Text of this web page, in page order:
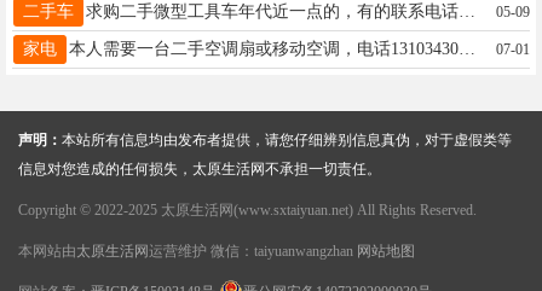
二手车 求购二手微型工具车年代近一点的，有的联系电话18734927619 05-09
家电 本人需要一台二手空调扇或移动空调，电话13103430468 07-01
声明： 本站所有信息均由发布者提供，请您仔细辨别信息真伪，对于虚假类等
信息对您造成的任何损失，太原生活网不承担一切责任。
Copyright © 2022-2025 太原生活网(www.sxtaiyuan.net) All Rights Reserved.
本网站由太原生活网 运营维护 微信：taiyuanwangzhan 网站地图